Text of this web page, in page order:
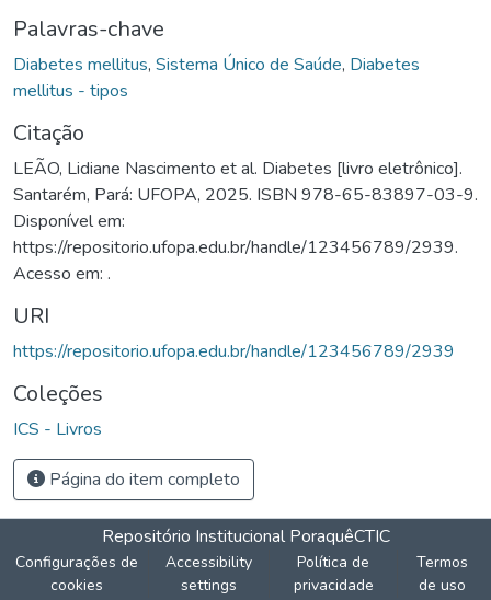
Palavras-chave
Diabetes mellitus, Sistema Único de Saúde, Diabetes
mellitus - tipos
Citação
LEÃO, Lidiane Nascimento et al. Diabetes [livro eletrônico].
Santarém, Pará: UFOPA, 2025. ISBN 978-65-83897-03-9.
Disponível em:
https://repositorio.ufopa.edu.br/handle/123456789/2939.
Acesso em: .
URI
https://repositorio.ufopa.edu.br/handle/123456789/2939
Coleções
ICS - Livros
Página do item completo
Repositório Institucional PoraquêCTIC
Configurações de
cookies
Accessibility
settings
Política de
privacidade
Termos
de uso